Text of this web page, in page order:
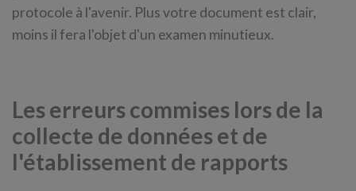
protocole à l'avenir. Plus votre document est clair,
moins il fera l'objet d'un examen minutieux.
Les erreurs commises lors de la
collecte de données et de
l'établissement de rapports